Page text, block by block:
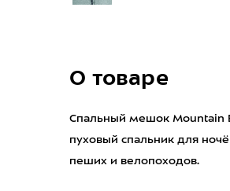
О товаре
Спальный мешок Mountain
пуховый спальник для
пеших и велопоходов.